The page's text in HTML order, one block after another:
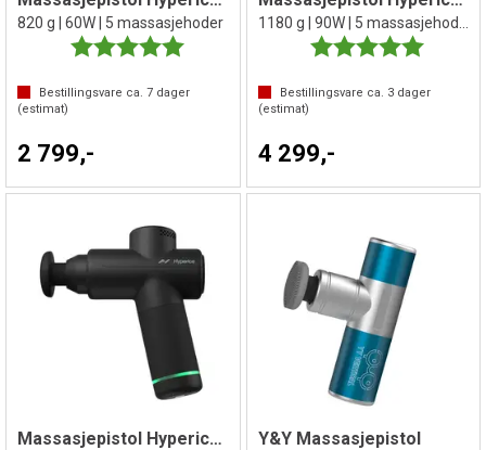
820 g | 60W | 5 massasjehoder
Karakter:
5.0 av 5 mulige
Bestillingsvare ca. 7 dager
(estimat)
2 799,-
Karakter:
Bestillingsvare ca. 3dager
(estimat)
4 299,-
Massasjepistol Hyperice Hypervolt GO 2 Y&Y Massasjepistol